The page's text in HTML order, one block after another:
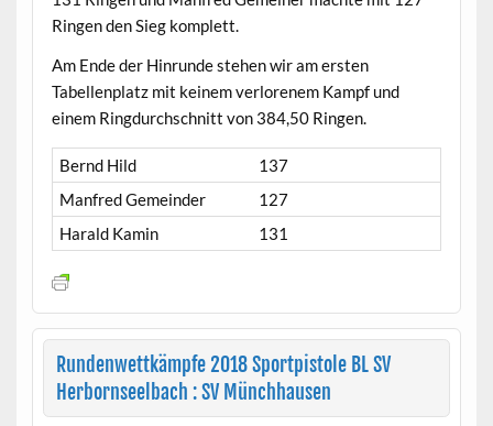
Ringen den Sieg komplett.
Am Ende der Hinrunde stehen wir am ersten
Tabellenplatz mit keinem verlorenem Kampf und
einem Ringdurchschnitt von 384,50 Ringen.
Bernd Hild
137
Manfred Gemeinder
127
Harald Kamin
131
Rundenwettkämpfe 2018 Sportpistole BL SV
Herbornseelbach : SV Münchhausen